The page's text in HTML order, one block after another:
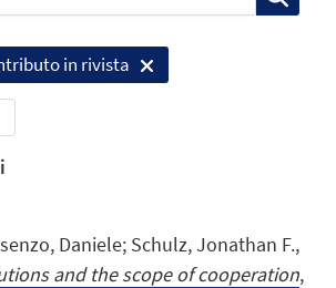
in rivista
Daniele; Schulz, Jonathan F.,
and the scope of cooperation,